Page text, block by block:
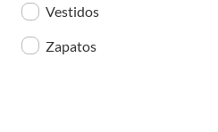
Vestidos
Zapatos